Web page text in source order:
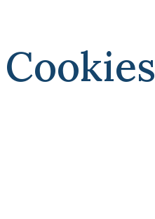
Cookies